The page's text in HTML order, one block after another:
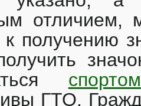
отличием,
получению
спортом
ГТО.